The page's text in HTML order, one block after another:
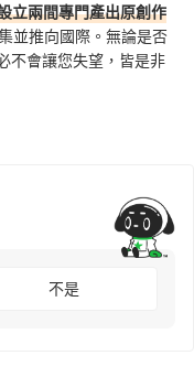
立兩間專門產出原創作
並推向國際。無論是否
不會讓您失望，皆是非
不是